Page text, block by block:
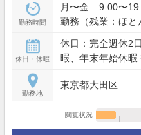
勤務時間
月〜金 9:00〜
勤務（残業：ほと
休日・休暇
休日：完全週休2
暇、年末年始休暇
勤務地
東京都大田区
閲覧状況